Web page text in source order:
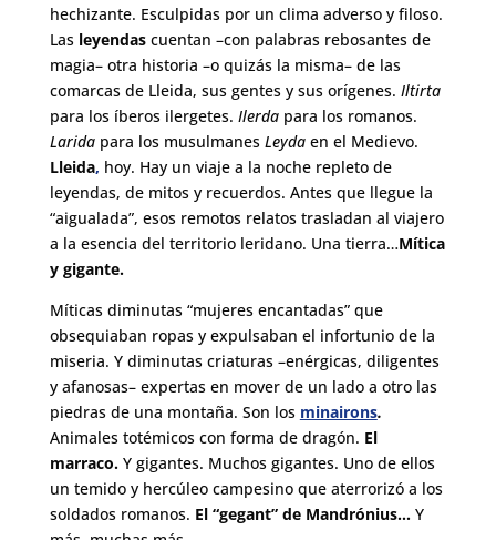
hechizante. Esculpidas por un clima adverso y filoso.
Las leyendascuentan –con palabras rebosantes de
magia– otra historia –o quizás la misma– de las
comarcas de Lleida, sus gentes y sus orígenes. Iltirta
para los íberos ilergetes. Ilerdapara los romanos.
Larida para los musulmanes Leydaen el Medievo.
Lleida, hoy. Hay un viaje a la noche repleto de
leyendas, de mitos y recuerdos. Antes que llegue la
“aigualada”, esos remotos relatos trasladan al viajero
a la esencia del territorio leridano. Una tierra…Mítica
y gigante.
Míticas diminutas “mujeres encantadas” que
obsequiaban ropas y expulsaban el infortunio de la
miseria. Y diminutas criaturas –enérgicas, diligentes
y afanosas– expertas en mover de un lado a otro las
piedras de una montaña. Son los minairons.
Animales totémicos con forma de dragón. El
marraco.Y gigantes. Muchos gigantes. Uno de ellos
un temido y hercúleo campesino que aterrorizó a los
soldados romanos. El “gegant” de Mandrónius…Y